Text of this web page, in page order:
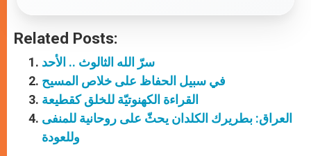
Related Posts:
سرّ الله الثالوث .. الأحد
في سبيل الحفاظ على خلاص المسيح
القراءة الكهنوتيّة للخلق كقطيعة
العراق: بطريرك الكلدان يحثّ على روحانية للمنفى
وللعودة